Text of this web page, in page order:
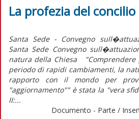
La profezia del concilio
Santa Sede - Convegno
Santa Sede Convegno
natura della Chiesa
periodo di rapidi cambiamenti, la
rapporto con il mondo per
"aggiornamento"" è stata la "vera
II:...
Documento - Parte /